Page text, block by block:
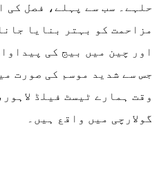
حلہے۔ سب سے پہلے، فصل کی
مزاحمت کو بہتر بنایا
اور چین میں بیج کی
جس سے شدید موسم کی صورت
وقت ہمارے ٹیسٹ فیلڈ
گولارچی میں واقع ہیں۔